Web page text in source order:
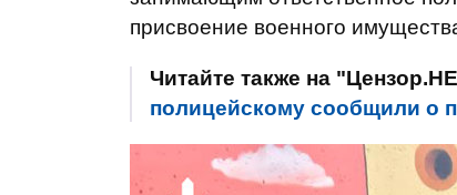
присвоение военного
Читайте также на
полицейскому сообщили о